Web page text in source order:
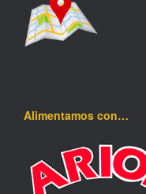
Alimentamos con…